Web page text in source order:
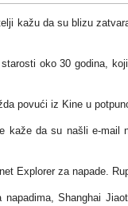
kažu da su blizu
oko 30 godina,
povući iz Kine u
kaže da su našli e-
Explorer za napade.
Shanghai